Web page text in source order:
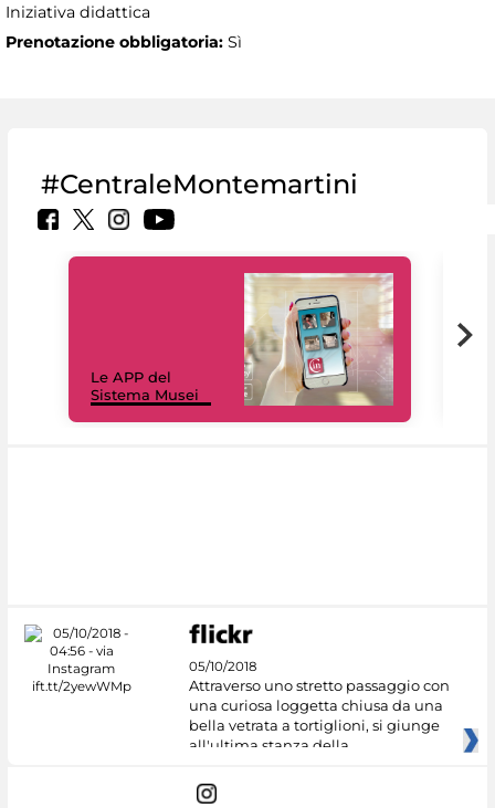
Iniziativa didattica
Prenotazione obbligatoria: Sì
#CentraleMontemartini
Le APP del
Sistema Musei
05/10/2018
Attraverso uno stretto passaggio con
una curiosa loggetta chiusa da una
bella vetrata a tortiglioni, si giunge
all'ultima stanza della